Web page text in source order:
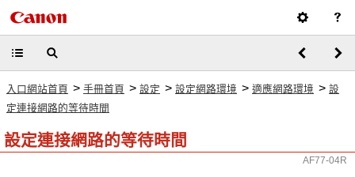
入口網站首頁 > 手冊首頁 > 設定 > 設定網路環境 > 適應網路環境 > 設
定連接網路的等待時間
設定連接網路的等待時間
AF77-04R